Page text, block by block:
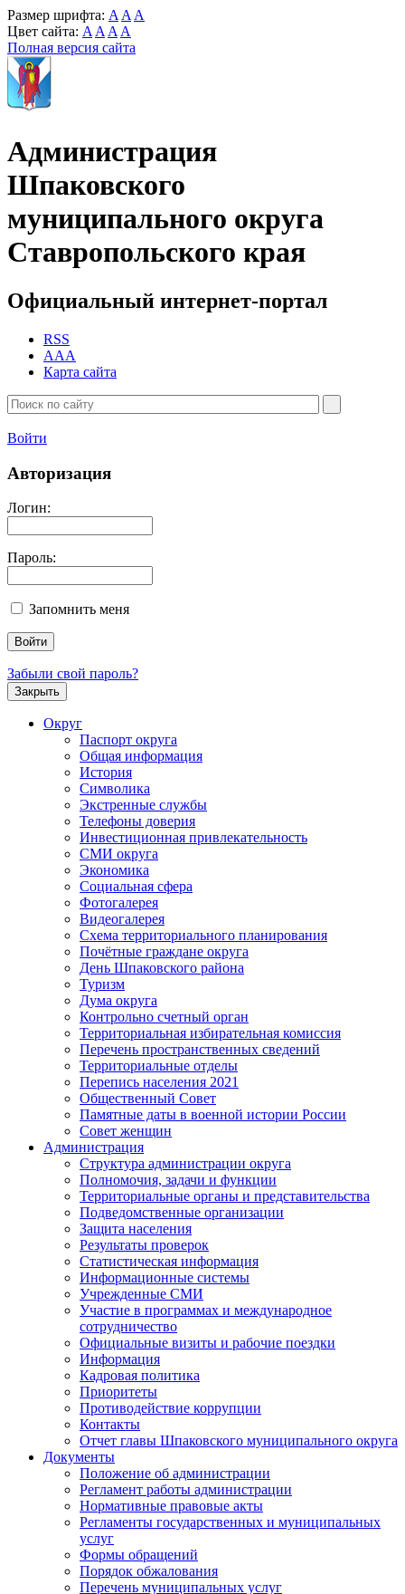
Размер шрифта: A A A
Цвет сайта: A A A A
Полная версия сайта
Администрация
Шпаковского
муниципального округа
Ставропольского края
Официальный интернет-портал
RSS
AAA
Карта сайта
Войти
Авторизация
Логин:
Пароль:
Запомнить меня
Забыли свой пароль?
Закрыть
Округ
Паспорт округа
Общая информация
История
Символика
Экстренные службы
Телефоны доверия
Инвестиционная привлекательность
СМИ округа
Экономика
Социальная сфера
Фотогалерея
Видеогалерея
Схема территориального планирования
Почётные граждане округа
День Шпаковского района
Туризм
Дума округа
Контрольно счетный орган
Территориальная избирательная комиссия
Перечень пространственных сведений
Территориальные отделы
Перепись населения 2021
Общественный Совет
Памятные даты в военной истории России
Совет женщин
Администрация
Структура администрации округа
Полномочия, задачи и функции
Территориальные органы и представительства
Подведомственные организации
Защита населения
Результаты проверок
Статистическая информация
Информационные системы
Учрежденные СМИ
Участие в программах и международное
сотрудничество
Официальные визиты и рабочие поездки
Информация
Кадровая политика
Приоритеты
Противодействие коррупции
Контакты
Отчет главы Шпаковского муниципального округа
Документы
Положение об администрации
Регламент работы администрации
Нормативные правовые акты
Регламенты государственных и муниципальных
услуг
Формы обращений
Порядок обжалования
Перечень муниципальных услуг